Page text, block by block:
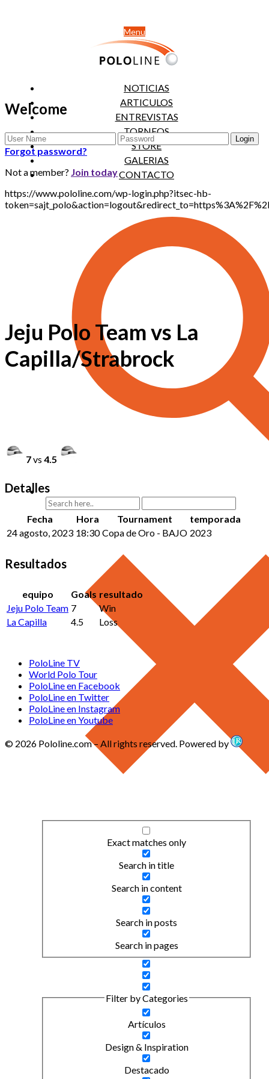
Menu
NOTICIAS
ARTICULOS
ENTREVISTAS
TORNEOS
STORE
GALERIAS
CONTACTO
Exact matches only
Search in title
Search in content
Search in posts
Search in pages
Filter by Categories
Artículos
Design & Inspiration
Destacado
Welcome
Forgot password?
Not a member? Join today
https://www.pololine.com/wp-login.php?itsec-hb-
Jeju Polo Team vs La
Capilla/Strabrock
7vs 4.5
Detalles
Fecha Hora Tournament
temporada
24 agosto, 2023 18:30 Copa de Oro - BAJO 2023
Resultados
equipo Goals resultado
Jeju Polo Team 7
Win
La Capilla
4.5 Loss
PoloLine TV
World Polo Tour
PoloLine en Facebook
PoloLine en Twitter
PoloLine en Instagram
PoloLine en Youtube
© 2026 Pololine.com – All rights reserved. Powered by